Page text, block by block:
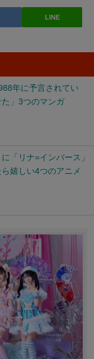
LINE
年に予言されてい
」3つのマンガ
「リナ=インバース」
嬉しい4つのアニメ